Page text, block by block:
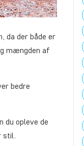
da der både er
mængden af
bedre
du opleve de
stil.